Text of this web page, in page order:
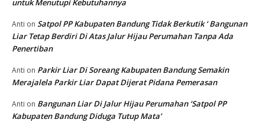
untuk Menutupi Kebutuhannya
Anti on Satpol PP Kabupaten Bandung Tidak Berkutik ‘ Bangunan
Liar Tetap Berdiri Di Atas Jalur Hijau Perumahan Tanpa Ada
Penertiban
Anti on Parkir Liar Di Soreang Kabupaten Bandung Semakin
Merajalela Parkir Liar Dapat Dijerat Pidana Pemerasan
Anti on Bangunan Liar Di Jalur Hijau Perumahan ‘Satpol PP
Kabupaten Bandung Diduga Tutup Mata’